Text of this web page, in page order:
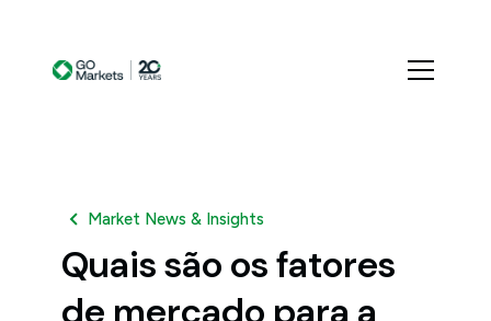
Market News & Insights
Quais são os fatores